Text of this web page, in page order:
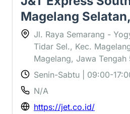
Magelang
Jl. Raya Semarang -
Tidar Sel., Kec.
Magelang, Jawa Tengah
Senin-Sabtu | 09:00-
N/A
https://jet.co.id/